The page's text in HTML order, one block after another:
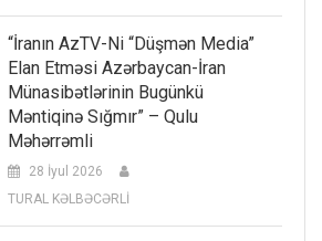
“İranın AzTV-Ni “düşmən Media”
Elan Etməsi Azərbaycan-İran
Münasibətlərinin Bugünkü
Məntiqinə Sığmır” – Qulu
Məhərrəmli
28 İyul 2026
TURAL KƏLBƏCƏRLİ